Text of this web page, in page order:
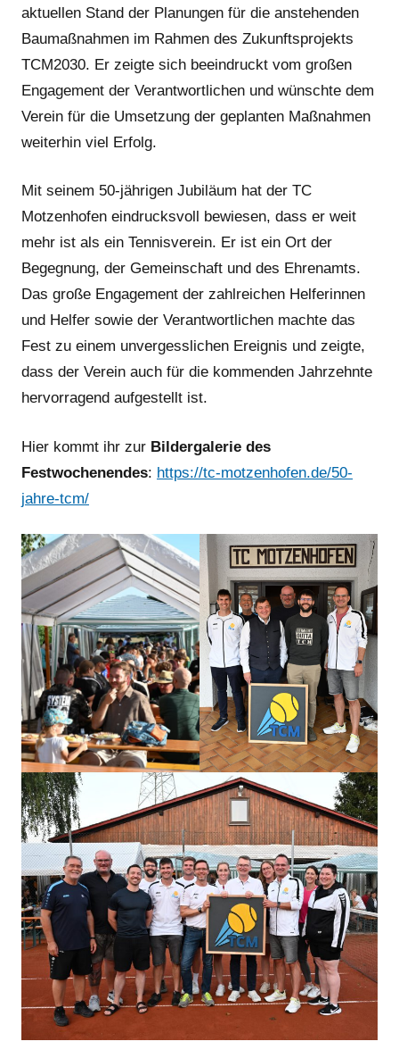
aktuellen Stand der Planungen für die anstehenden
Baumaßnahmen im Rahmen des Zukunftsprojekts
TCM2030. Er zeigte sich beeindruckt vom großen
Engagement der Verantwortlichen und wünschte dem
Verein für die Umsetzung der geplanten Maßnahmen
weiterhin viel Erfolg.
Mit seinem 50-jährigen Jubiläum hat der TC
Motzenhofen eindrucksvoll bewiesen, dass er weit
mehr ist als ein Tennisverein. Er ist ein Ort der
Begegnung, der Gemeinschaft und des Ehrenamts.
Das große Engagement der zahlreichen Helferinnen
und Helfer sowie der Verantwortlichen machte das
Fest zu einem unvergesslichen Ereignis und zeigte,
dass der Verein auch für die kommenden Jahrzehnte
hervorragend aufgestellt ist.
Hier kommt ihr zur Bildergalerie des
Festwochenendes: https://tc-motzenhofen.de/50-
jahre-tcm/